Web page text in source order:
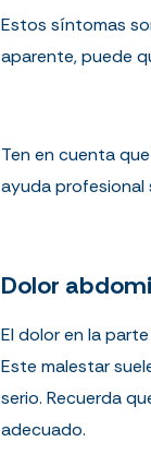
Estos síntomas
aparente, puede
Ten en cuenta
ayuda profesional
Dolor
El dolor en la
Este malestar
serio. Recuerda
adecuado.